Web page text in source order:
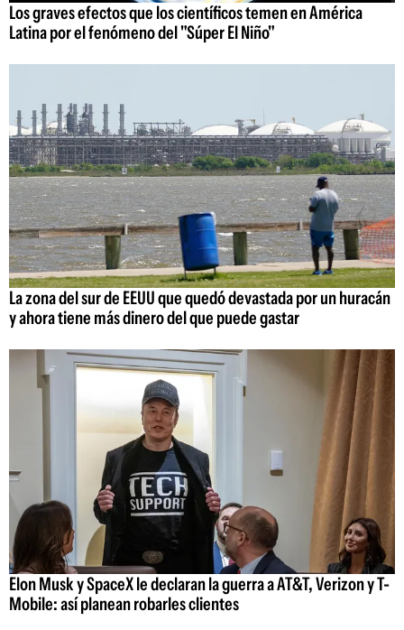
Los graves efectos que los científicos temen en América
Latina por el fenómeno del "Súper El Niño"
La zona del sur de EEUU que quedó devastada por un huracán
y ahora tiene más dinero del que puede gastar
Elon Musk y SpaceX le declaran la guerra a AT&T, Verizon y T-
Mobile: así planean robarles clientes